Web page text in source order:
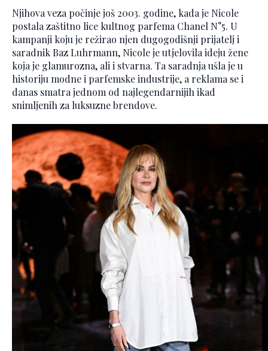
Njihova veza počinje još 2003. godine, kada je Nicole
postala zaštitno lice kultnog parfema Chanel N°5. U
kampanji koju je režirao njen dugogodišnji prijatelj i
saradnik Baz Luhrmann, Nicole je utjelovila ideju žene
koja je glamurozna, ali i stvarna. Ta saradnja ušla je u
historiju modne i parfemske industrije, a reklama se i
danas smatra jednom od najlegendarnijih ikad
snimljenih za luksuzne brendove.